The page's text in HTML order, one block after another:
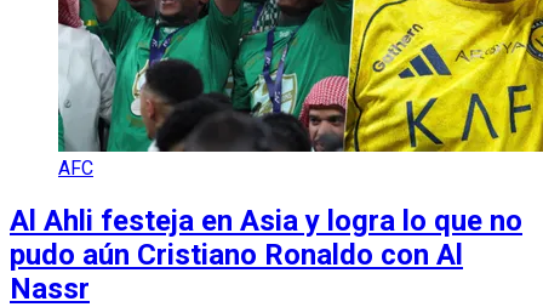
AFC
Al Ahli festeja en Asia y logra lo que no
pudo aún Cristiano Ronaldo con Al
Nassr